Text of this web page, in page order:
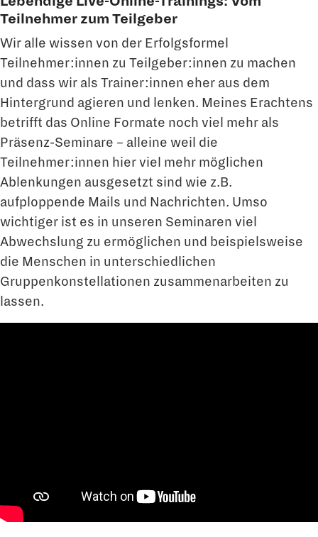
Teilnehmer zum Teilgeber
Wir alle wissen von der Erfolgsformel
Teilnehmer:innen zu Teilgeber:innen zu machen
und dass wir als Trainer:innen eher aus dem
Hintergrund agieren und lenken. Meines Erachtens
betrifft das Online Formate noch viel mehr als
Präsenz-Seminare – alleine weil die
Teilnehmer:innen hier viel mehr möglichen
Ablenkungen ausgesetzt sind wie z.B.
aufploppende Mails und Nachrichten. Umso
wichtiger ist es in unseren Seminaren viel
Abwechslung zu ermöglichen und beispielsweise
die Menschen in unterschiedlichen
Gruppenkonstellationen zusammenarbeiten zu
lassen.